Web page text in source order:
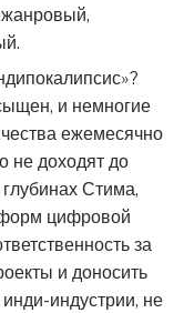
жанровый,
и немногие
ежемесячно
не доходят до
Стима,
цифровой
за
и доносить
индустрии, не